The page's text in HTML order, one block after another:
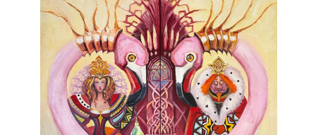
«Приключения Алисы в стране
чудес» и «Алиса в Зазеркалье» Л. Кэролл